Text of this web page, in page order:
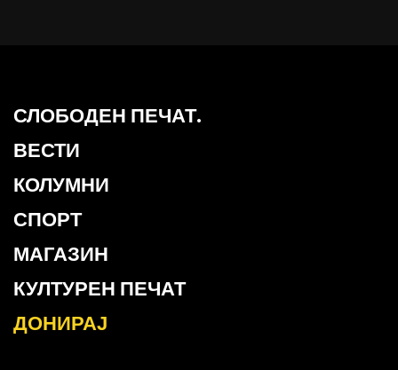
СЛОБОДЕН ПЕЧАТ.
ВЕСТИ
КОЛУМНИ
СПОРТ
МАГАЗИН
КУЛТУРЕН ПЕЧАТ
ДОНИРАЈ